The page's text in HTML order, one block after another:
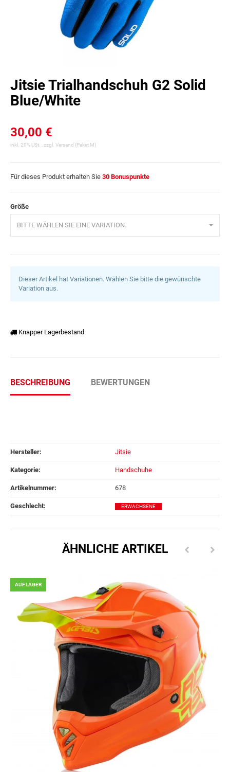
Jitsie Trialhandschuh G2 Solid
Blue/White
30,00 €
inkl. 20% USt. , zzgl. Versand (Paket M)
Für dieses Produkt erhalten Sie 30 Bonuspunkte
Größe
BITTE WÄHLEN SIE EINE VARIATION.
Dieser Artikel hat Variationen. Wählen Sie bitte die gewünschte
Variation aus.
Knapper Lagerbestand
BESCHREIBUNG BEWERTUNGEN
Hersteller: Jitsie
Kategorie: Handschuhe
Artikelnummer: 678
Geschlecht‍: ERWACHSENE
ÄHNLICHE ARTIKEL
AUF LAGER